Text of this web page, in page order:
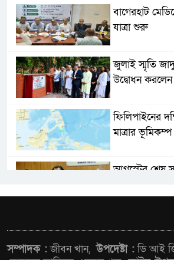
বাগেরহাট
যাত্রা শুরু
জুলাই স্মৃতি
উদ্বোধন করলেন
ফিলিপাইনের
মাত্রার ভূমিকম্প
আগস্টের শেষ
উপদেষ্টা
জনপ্রত্যাশা
সংবিধান
সম্পাদক :জীবন খান,উপদেষ্টা :ডি আই